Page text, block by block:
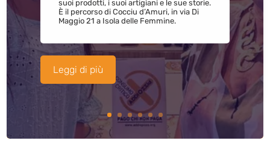
suoi prodotti, i suoi artigiani e le sue storie.
È il percorso di Cocciu d’Amuri, in via Di
Maggio 21 a Isola delle Femmine.
Leggi di più